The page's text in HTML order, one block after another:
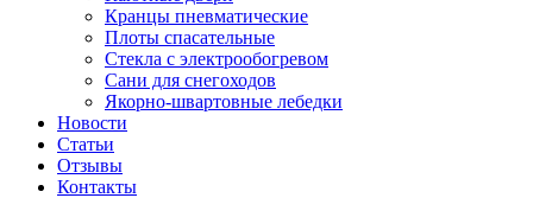
Кранцы пневматические
Плоты спасательные
Стекла с электрообогревом
Сани для снегоходов
Якорно-швартовные лебедки
Новости
Статьи
Отзывы
Контакты